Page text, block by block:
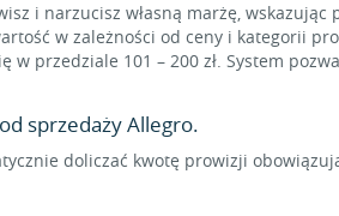
i narzucisz własną marżę,
w zależności od ceny i kategorii
w przedziale 101 – 200 zł. System
sprzedaży Allegro.
doliczać kwotę prowizji